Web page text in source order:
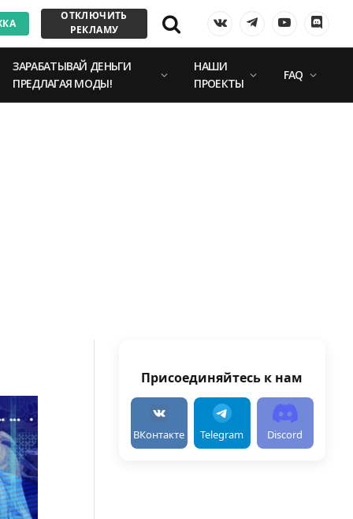
ОТКЛЮЧИТЬ
РЕКЛАМУ
VKontakteTelegramYouTube
ЗАРАБАТЫВАЙ ДЕНЬГИ
ПРЕДЛАГАЯ МОДЫ!
НАШИ
ПРОЕКТЫ
FAQ
Присоединяйтесь к нам
ВКонтакте Telegram Discord